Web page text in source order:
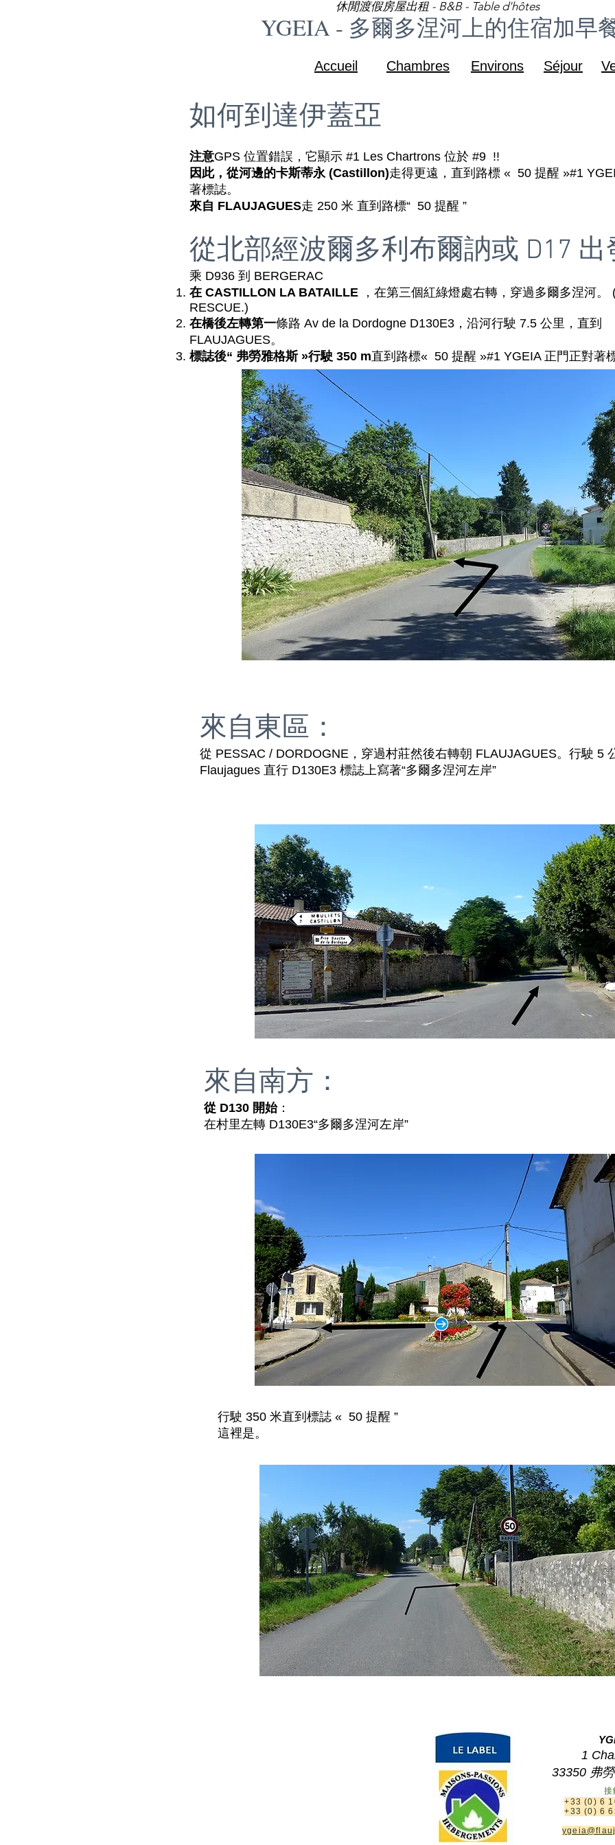
YGEIA - 多爾多涅河上的住宿加早
Accueil Chambres Environs Séjour
休閒渡假房屋出租 - B&B - Table d'hôtes
如何到達伊蓋亞
注意GPS 位置錯誤，它顯示 #1 Les Chartrons 位於 #9 !!
因此，從河邊的卡斯蒂永 (Castillon)走得更遠，直到路標 « 50 提醒 »#1
著標誌。
來自 FLAUJAGUES走 250 米 直到路標“ 50 提醒 ”
從北部經波爾多利布爾訥或 D17 出
乘 D936 到 BERGERAC
在 CASTILLON LA BATAILLE ，在第三個紅綠燈處右轉，穿過多爾多涅河。
RESCUE.)
在橋後左轉第一條路 Av de la Dordogne D130E3，沿河行駛 7.5 公里，直到
FLAUJAGUES。
標誌後“ 弗勞雅格斯 »行駛 350 m直到路標« 50 提醒 »#1 YGEIA 正門正對著
來自東區：
從 PESSAC / DORDOGNE，穿過村莊然後右轉朝 FLAUJAGUES。行駛 5
Flaujagues 直行 D130E3 標誌上寫著“多爾多涅河左岸”
來自南方：
從 D130 開始：
在村里左轉 D130E3“多爾多涅河左岸”
行駛 350 米直到標誌 « 50 提醒 ”
這裡是。
1
33350 弗
接
+33 (0) 6
+33 (0) 6